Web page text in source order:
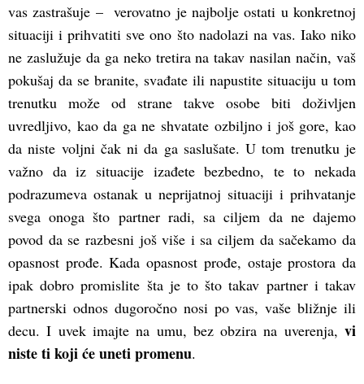
vas zastrašuje – verovatno je najbolje ostati u konkretnoj
situaciji i prihvatiti sve ono što nadolazi na vas. Iako niko
ne zaslužuje da ga neko tretira na takav nasilan način, vaš
pokušaj da se branite, svađate ili napustite situaciju u tom
trenutku može od strane takve osobe biti doživljen
uvredljivo, kao da ga ne shvatate ozbiljno i još gore, kao
da niste voljni čak ni da ga saslušate. U tom trenutku je
važno da iz situacije izađete bezbedno, te to nekada
podrazumeva ostanak u neprijatnoj situaciji i prihvatanje
svega onoga što partner radi, sa ciljem da ne dajemo
povod da se razbesni još više i sa ciljem da sačekamo da
opasnost prođe. Kada opasnost prođe, ostaje prostora da
ipak dobro promislite šta je to što takav partner i takav
partnerski odnos dugoročno nosi po vas, vaše bližnje ili
decu. I uvek imajte na umu, bez obzira na uverenja, vi
niste ti koji će uneti promenu.